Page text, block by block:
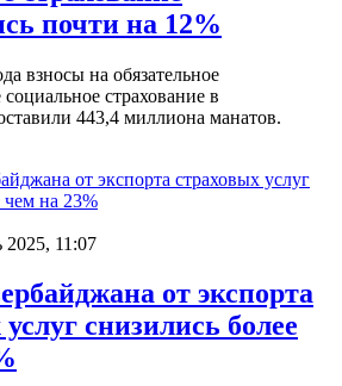
почти на 12%
взносы на обязательное
социальное страхование в
443,4 миллиона манатов.
2025, 11:07
от экспорта
снизились более